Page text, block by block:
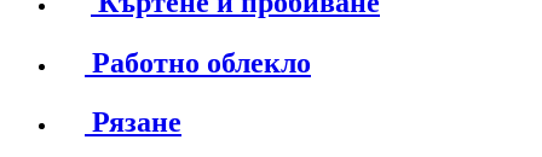
Работно облекло
Рязане